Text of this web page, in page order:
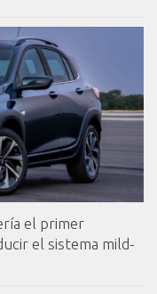
el primer
el sistema mild-